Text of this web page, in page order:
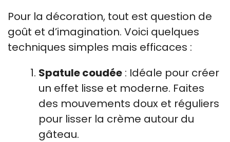
Pour la décoration, tout est question de
goût et d’imagination. Voici quelques
techniques simples mais efficaces :
Spatule coudée : Idéale pour créer
un effet lisse et moderne. Faites
des mouvements doux et réguliers
pour lisser la crème autour du
gâteau.